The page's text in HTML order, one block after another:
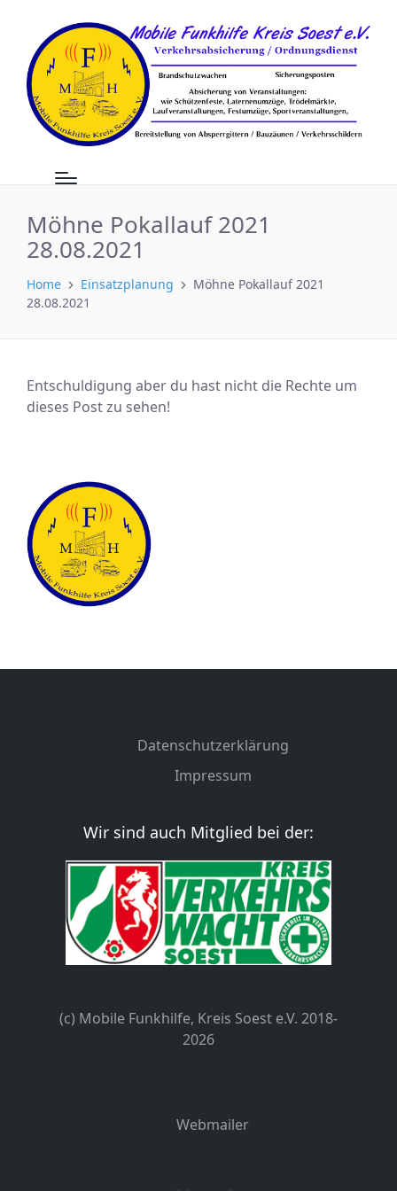
Möhne Pokallauf 2021
28.08.2021
Home Einsatzplanung
Möhne Pokallauf 2021
28.08.2021
Entschuldigung aber du hast nicht die Rechte um
dieses Post zu sehen!
Datenschutzerklärung
Impressum
Wir sind auch Mitglied bei der:
(c) Mobile Funkhilfe, Kreis Soest e.V. 2018-
2026
Webmailer